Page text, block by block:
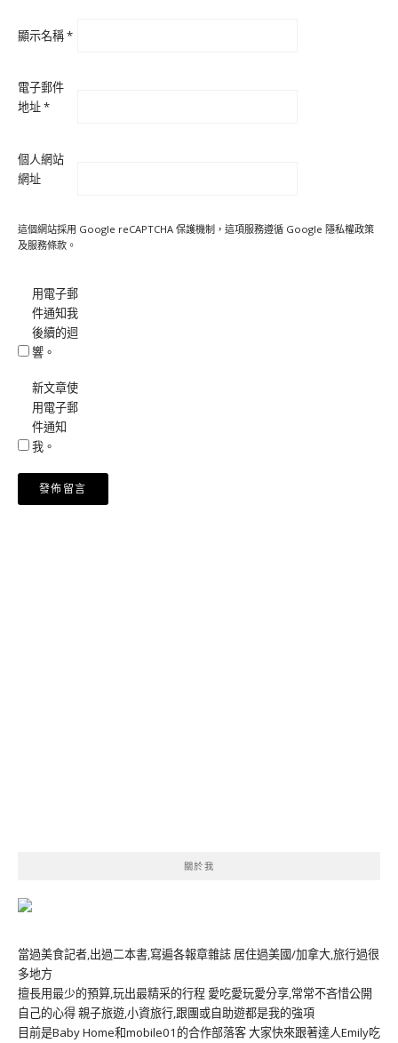
顯示名稱*
電子郵件
地址*
個人網站
網址
這個網站採用 Google reCAPTCHA 保護機制，這項服務遵循 Google 隱私權政策
及服務條款 。
用電子郵
件通知我
後續的迴
響。
新文章使
用電子郵
件通知
我。
關於我
當過美食記者,出過二本書,寫遍各報章雜誌 居住過美國/加拿大,旅行過很
多地方
擅長用最少的預算,玩出最精采的行程 愛吃愛玩愛分享,常常不吝惜公開
自己的心得 親子旅遊,小資旅行,跟團或自助遊都是我的強項
目前是Baby Home和mobile01的合作部落客 大家快來跟著達人Emily吃